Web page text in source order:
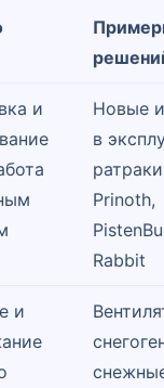
и
Новые
в
Prinoth,
Rabbit
и